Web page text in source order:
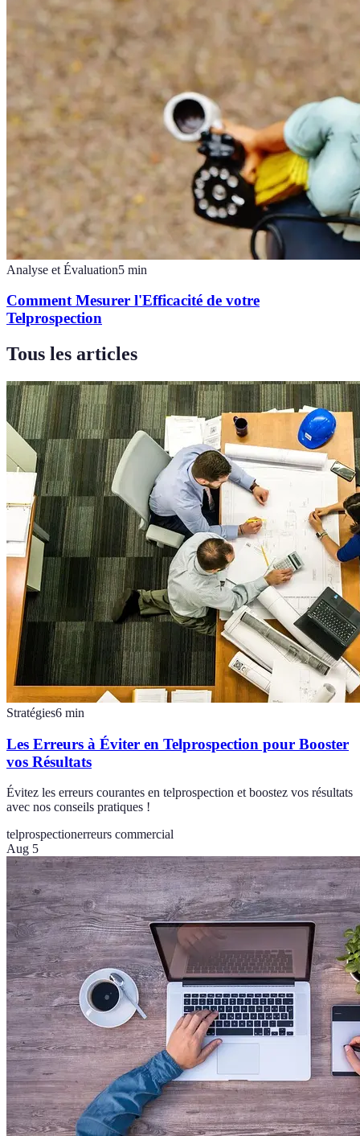
Analyse et Évaluation5 min
Comment Mesurer l'Efficacité de votre
Telprospection
Tous les articles
Stratégies6 min
Les Erreurs à Éviter en Telprospection pour Booster
vos Résultats
Évitez les erreurs courantes en telprospection et boostez vos résultats
avec nos conseils pratiques !
telprospectionerreurs commercial
Aug 5